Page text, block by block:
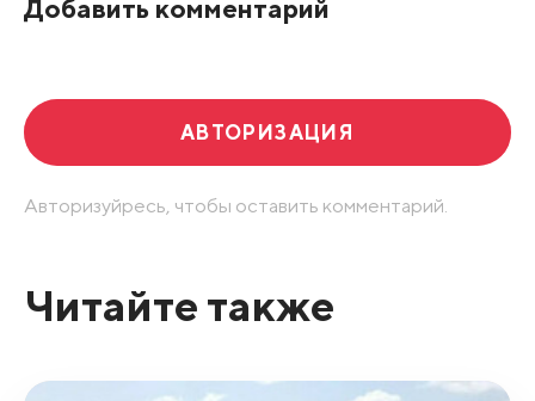
Добавить комментарий
АВТОРИЗАЦИЯ
Авторизуйресь, чтобы оставить комментарий.
Читайте также